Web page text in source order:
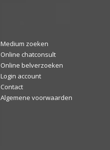
Medium zoeken
Online chatconsult
Online belverzoeken
Login account
Contact
Algemene voorwaarden